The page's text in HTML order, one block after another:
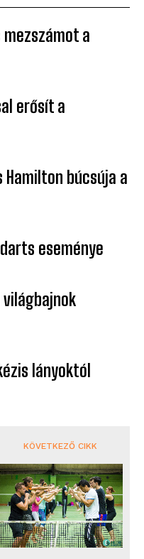
a
erősít a
Hamilton búcsúja a
eseménye
lányoktól
KÖVETKEZŐ CIKK